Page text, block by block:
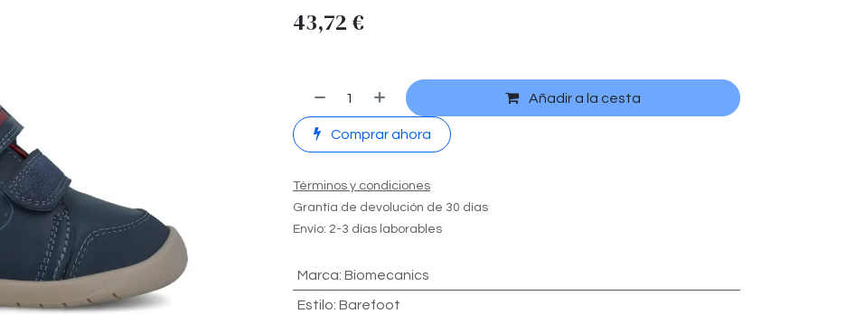
43,72€
Añadir a la cesta
Comprar ahora
Términos y condiciones
Grantía de devolución de 30 días
Envío: 2-3 días laborables
Marca: Biomecanics
Estilo: Barefoot